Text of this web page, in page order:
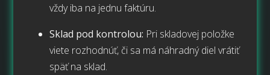
vždy iba na jednu faktúru.
Sklad pod kontrolou: Pri skladovej položke
viete rozhodnúť, či sa má náhradný diel vrátiť
späť na sklad.